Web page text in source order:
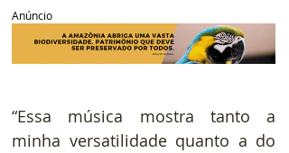
Anúncio
“Essa música mostra tanto a
minha versatilidade quanto a do